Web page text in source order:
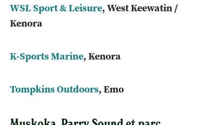
WSL Sport & Leisure, West Keewatin /
Kenora
K-Sports Marine, Kenora
Tompkins Outdoors, Emo